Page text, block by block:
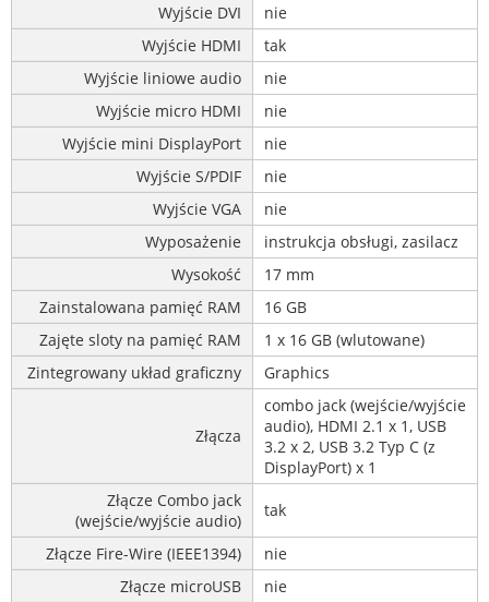
Wyjście DVI
nie
Wyjście HDMI
tak
Wyjście liniowe audio
nie
Wyjście micro HDMI
nie
Wyjście mini DisplayPort
nie
Wyjście S/PDIF
nie
Wyjście VGA
nie
Wyposażenie
instrukcja obsługi, zasilacz
Wysokość
17 mm
Zainstalowana pamięć RAM
16 GB
Zajęte sloty na pamięć RAM
1 x 16 GB (wlutowane)
Zintegrowany układ graficzny
Graphics
Złącza
combo jack (wejście/wyjście
audio), HDMI 2.1 x 1, USB
3.2 x 2, USB 3.2 Typ C (z
DisplayPort) x 1
Złącze Combo jack
(wejście/wyjście audio)
tak
Złącze Fire-Wire (IEEE1394)
nie
Złącze microUSB
nie